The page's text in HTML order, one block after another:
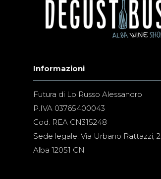
Informazioni
Futura di Lo Russo Alessandro
P.IVA 03765400043
Cod. REA CN315248
Sede legale: Via Urbano Rattazzi, 2
Alba 12051 CN